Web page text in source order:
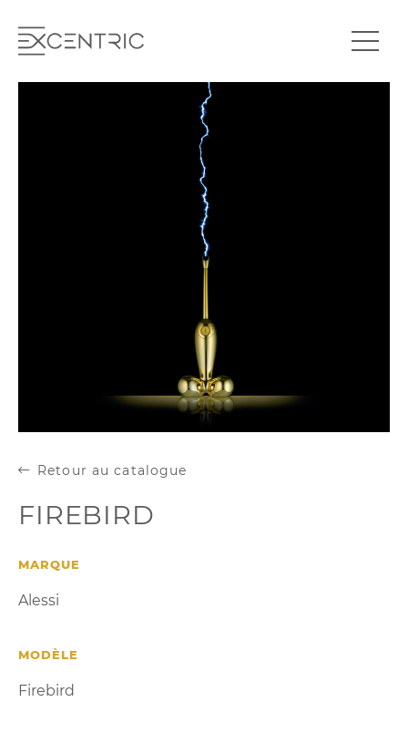
Retour au catalogue
FIREBIRD
MARQUE
Alessi
MODÈLE
Firebird